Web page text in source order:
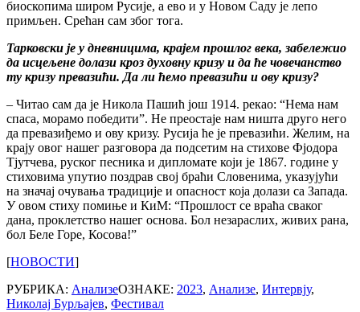
биоскопима широм Русије, а ево и у Новом Саду је лепо
примљен. Срећан сам због тога.
Тарковски је у дневницима, крајем прошлог века, забележио
да исцељене долази кроз духовну кризу и да ће човечанство
ту кризу превазићи. Да ли ћемо превазићи и ову кризу?
– Читао сам да је Никола Пашић још 1914. рекао: “Нема нам
спаса, морамо победити”. Не преостаје нам ништа друго него
да превазиђемо и ову кризу. Русија ће је превазићи. Желим, на
крају овог нашег разговора да подсетим на стихове Фјодора
Тјутчева, руског песника и дипломате који је 1867. године у
стиховима упутио поздрав свој браћи Словенима, указујући
на значај очувања традиције и опасност која долази са Запада.
У овом стиху помиње и КиМ: “Прошлост се враћа сваког
дана, проклетство нашег основа. Бол незараслих, живих рана,
бол Беле Горе, Косова!”
[НОВОСТИ]
РУБРИКА: АнализеОЗНАКЕ: 2023, Анализе, Интервју,
Николај Бурљајев, Фестивал